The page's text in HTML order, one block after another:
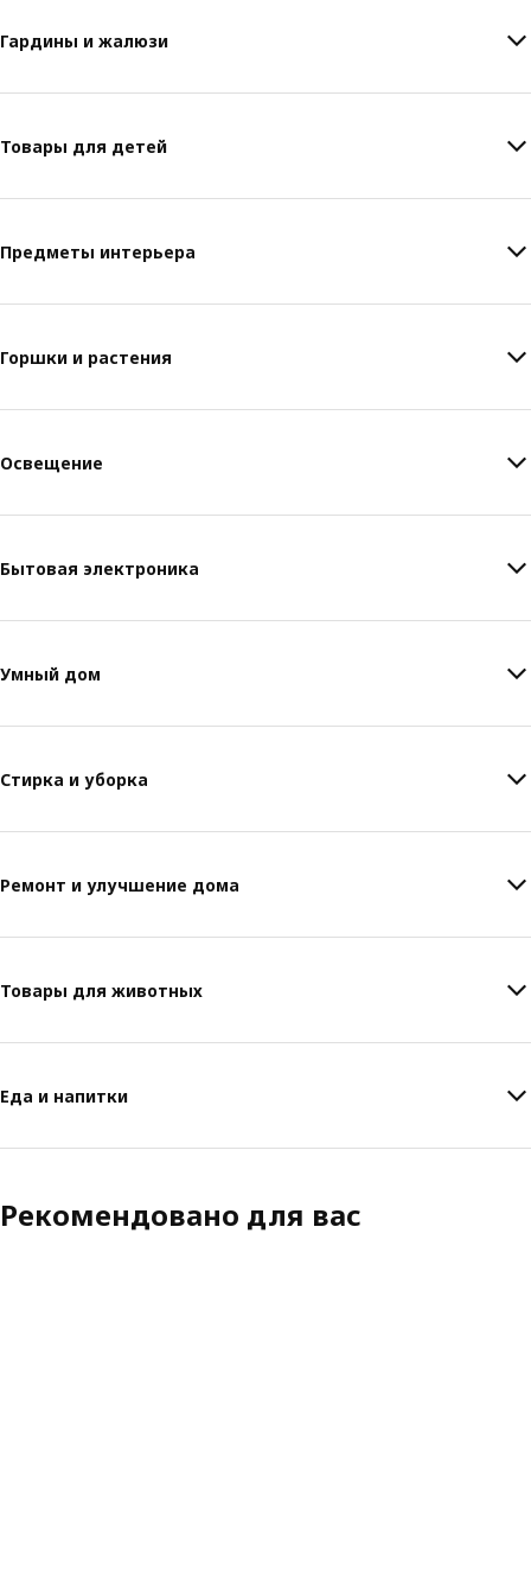
Гардины и жалюзи
Товары для детей
Предметы интерьера
Горшки и растения
Освещение
Бытовая электроника
Умный дом
Стирка и уборка
Ремонт и улучшение дома
Товары для животных
Еда и напитки
Рекомендовано для вас